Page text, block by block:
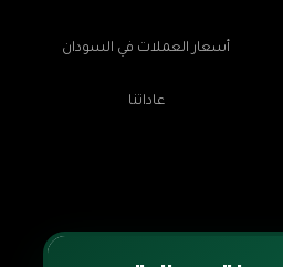
أسعار العملات في السودان
عاداتنا